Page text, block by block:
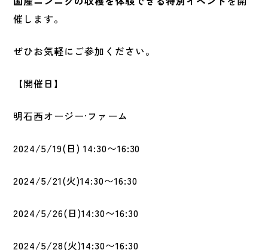
催します。
ぜひお気軽にご参加ください。
【開催日】
明石西オージー·ファーム
2024/5/19(日) 14:30〜16:30
2024/5/21(火)14:30〜16:30
2024/5/26(日)14:30〜16:30
2024/5/28(火)14:30〜16:30